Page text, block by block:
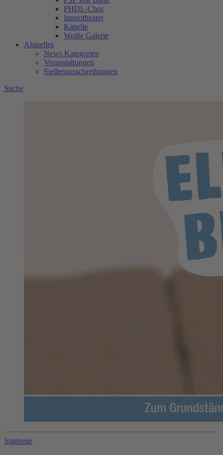
PHDL-Chor
Improtheater
Kapelle
Weiße Galerie
Aktuelles
News Kategorien
Veranstaltungen
Stellenausschreibungen
Suche
Startseite